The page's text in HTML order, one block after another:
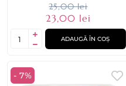
25,00 lei
23,00 lei
ADAUGĂ ÎN COȘ
- 7%